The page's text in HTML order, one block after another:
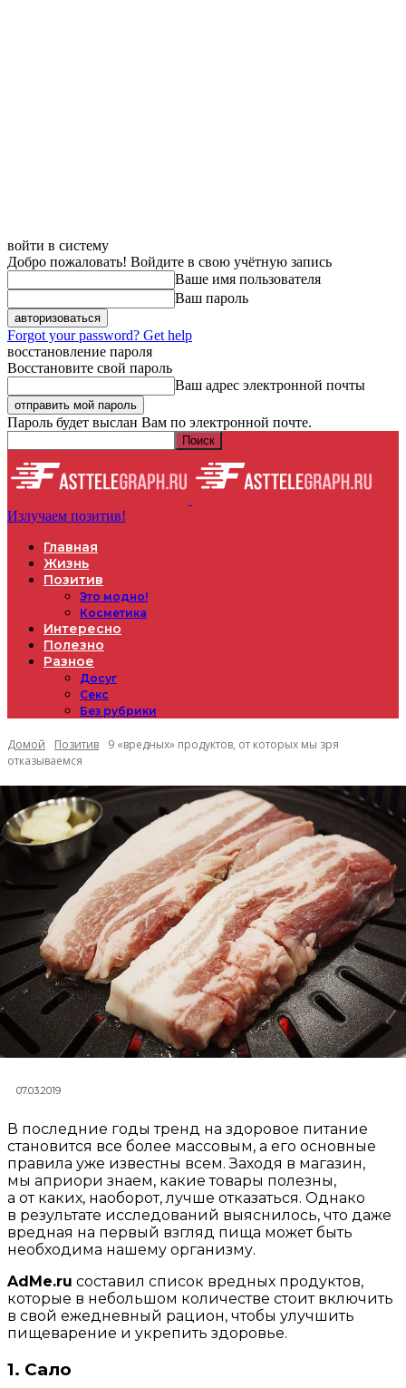
войти в систему
Добро пожаловать! Войдите в свою учётную запись
Ваше имя пользователя
Ваш пароль
Forgot your password? Get help
восстановление пароля
Восстановите свой пароль
Ваш адрес электронной почты
Пароль будет выслан Вам по электронной почте.
Излучаем позитив!
Главная
Жизнь
Позитив
Это модно!
Косметика
Интересно
Полезно
Разное
Досуг
Секс
Без рубрики
Домой Позитив
9 «вредных» продуктов, от которых мы зря
отказываемся
07.03.2019
В последние годы тренд на здоровое питание
становится все более массовым, а его основные
правила уже известны всем. Заходя в магазин,
мы априори знаем, какие товары полезны,
а от каких, наоборот, лучше отказаться. Однако
в результате исследований выяснилось, что даже
вредная на первый взгляд пища может быть
необходима нашему организму.
AdMe.ru составил список вредных продуктов,
которые в небольшом количестве стоит включить
в свой ежедневный рацион, чтобы улучшить
пищеварение и укрепить здоровье.
1. Сало